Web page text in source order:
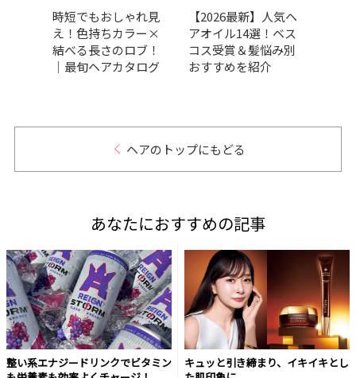
時短でもおしゃれ見
え！色持ちカラー×
結べる長さのロブ！
｜最旬ヘアカタログ
【2026最新】人気ヘ
アオイル14選！ベス
コス受賞＆髪悩み別
おすすめを紹介
ヘアのトップにもどる
あなたにおすすめの記事
整い系エナジードリンクでビタミン
キュッと引き締まり、イキイキとし